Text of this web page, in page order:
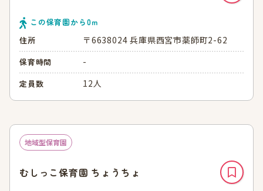
この保育園から0ｍ
住所
〒6638024 兵庫県西宮市薬師町2-62
保育時間 -
定員数 12人
地域型保育園
むしっこ保育園 ちょうちょ